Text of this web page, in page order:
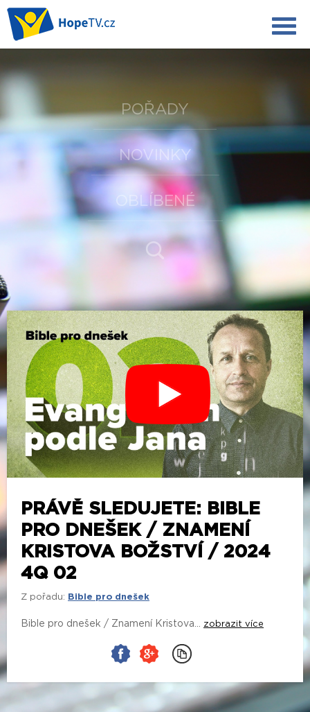
POŘADY
NOVINKY
OBLÍBENÉ
PRÁVĚ SLEDUJETE: BIBLE
PRO DNEŠEK / ZNAMENÍ
KRISTOVA BOŽSTVÍ / 2024
4Q 02
Z pořadu: Bible pro dnešek
Bible pro dnešek / Znamení Kristova... zobrazit více